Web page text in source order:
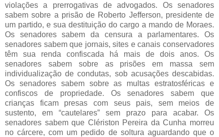
violações a prerrogativas de advogados. Os senadores
sabem sobre a prisão de Roberto Jefferson, presidente de
um partido, e sua destituição do cargo a mando de Moraes.
Os senadores sabem da censura a parlamentares. Os
senadores sabem que jornais, sites e canais conservadores
têm sua renda confiscada há mais de dois anos. Os
senadores sabem sobre as prisões em massa sem
individualização de condutas, sob acusações descabidas.
Os senadores sabem sobre as multas estratosféricas e
confiscos de propriedade. Os senadores sabem que
crianças ficam presas com seus pais, sem meios de
sustento, em “cautelares” sem prazo para acabar. Os
senadores sabem que Clériston Pereira da Cunha morreu
no cárcere, com um pedido de soltura aguardando que o